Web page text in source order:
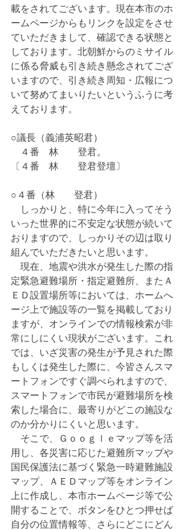
載をされてございます。現在本市のホ
ームページからもリンクを設定をさせ
ていただきまして、確認できる状態と
しております。北朝鮮からのミサイル
に係る脅威も引き続き懸念されてござ
いますので、引き続き周知・広報につ
いて努めてまいりたいというふうに考
えております。
○議長（義浦英昭君）
４番　林　　登君。
〔４番　林　　登君登壇〕
○４番（林　　登君）
しっかりと、特に今年に入ってそう
いった世界的に不安定な状態が続いて
おりますので、しっかりその辺は取り
組んでいただきたいと思います。
現在、地震や洪水が発生した際の指
定緊急避難場所・指定避難所、またＡ
ＥＤ設置場所等においては、ホームへ
ージ上で施設等の一覧を掲載しており
ますが、オンラインでの情報検索が非
常にしにくい現状がございます。これ
では、いざ災害の発生が予見された際
もしくは発生した際に、今皆さんスマ
ートフォンですぐ調べられますので、
スマートフォンで市民が避難場所を検
索した場合に、最寄りがどこの施設な
のか分かりにくいと思います。
そこで、Ｇｏｏｇｌｅマップ等を活
用し、各災害に応じた避難所マップや
国民保護法に基づく緊急一時避難施設
マップ、ＡＥＤマップ等をオンライン
上に作成し、本市ホームページ等で公
開することで、ボタンをひとつ押せば
自分の位置情報等、さらにどこにどん